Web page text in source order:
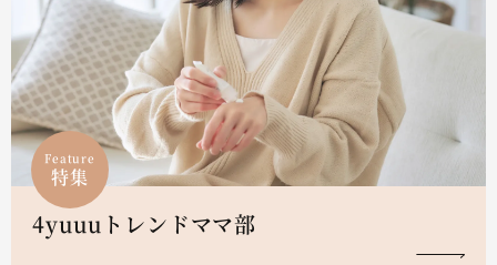
Feature
特集
4yuuuトレンドママ部